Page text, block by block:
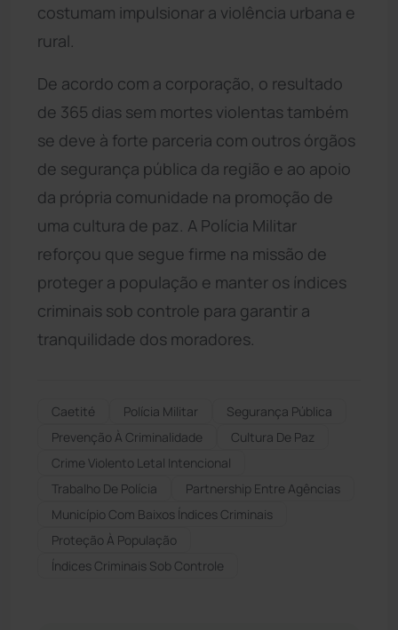
costumam impulsionar a violência urbana e
rural.
De acordo com a corporação, o resultado
de 365 dias sem mortes violentas também
se deve à forte parceria com outros órgãos
de segurança pública da região e ao apoio
da própria comunidade na promoção de
uma cultura de paz. A Polícia Militar
reforçou que segue firme na missão de
proteger a população e manter os índices
criminais sob controle para garantir a
tranquilidade dos moradores.
Caetité Polícia Militar
Segurança Pública
Prevenção À Criminalidade
Cultura De Paz
Crime Violento Letal Intencional
Trabalho De Polícia
Partnership Entre Agências
Município Com Baixos Índices Criminais
Proteção À População
Índices Criminais Sob Controle